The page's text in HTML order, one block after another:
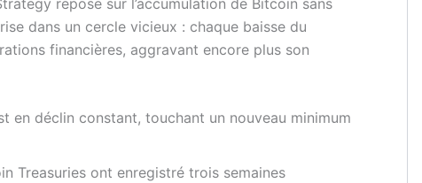
dans un cercle vicieux : chaque baisse du
financières, aggravant encore plus son
en déclin constant, touchant un nouveau minimum
Treasuries ont enregistré trois semaines